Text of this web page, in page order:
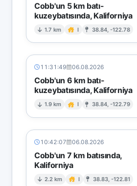
Cobb'un 5 km batı-
kuzeybatısında, Kaliforniya
1.7 km I 38.84, -122.78
11:31:49 06.08.2026
Cobb'un 6 km batı-
kuzeybatısında, Kaliforniya
1.9 km I 38.84, -122.79
10:42:07 06.08.2026
Cobb'un 7 km batısında,
Kaliforniya
2.2 km I 38.83, -122.81